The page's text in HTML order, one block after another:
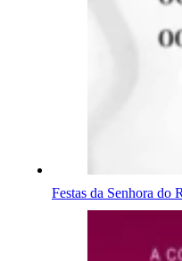
Festas da Senhora do